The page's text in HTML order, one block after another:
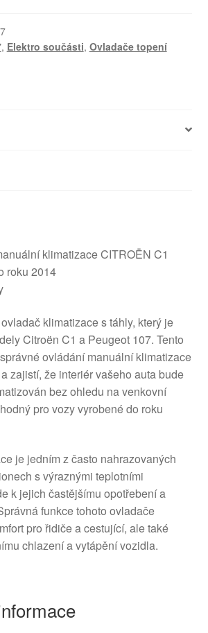
, Elektro součásti, Ovladače topení
klimatizace CITROËN C1
roku 2014
klimatizace s táhly, který je
Citroën C1 a Peugeot 107. Tento
ovládání manuální klimatizace
zajistí, že interiér vašeho auta bude
bez ohledu na venkovní
pro vozy vyrobené do roku
je jedním z často nahrazovaných
s výraznými teplotními
k jejich častějšímu opotřebení a
funkce tohoto ovladače
pro řidiče a cestující, ale také
chlazení a vytápění vozidla.